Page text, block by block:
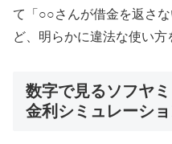
て「○○さんが借金を返さ
ど、明らかに違法な使い方
数字で見るソフヤ
金利シミュレーシ